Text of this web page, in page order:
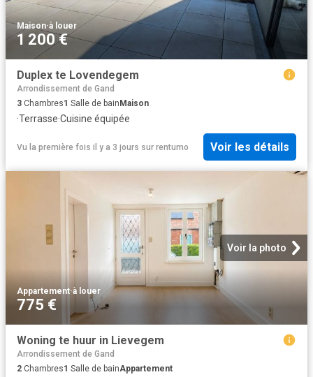
Maison·à louer
1 200 €
Duplex te Lovendegem
Arrondissement de Gand
3 Chambres1 Salle de bain Maison
·Terrasse·Cuisine équipée
Vu la première fois il y a 3 jours sur rentumo Voir les détails
Voir la photo
Appartement·à louer
775 €
Woning te huur in Lievegem
Arrondissement de Gand
2 Chambres1 Salle de bainAppartement